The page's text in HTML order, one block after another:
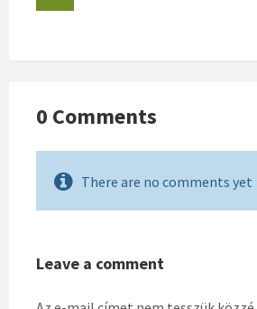
0 Comments
There are no comments yet
Leave a comment